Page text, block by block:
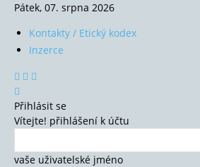
Pátek, 07. srpna 2026
Kontakty / Etický kodex
Inzerce
Přihlásit se
Vítejte! přihlášení k účtu
vaše uživatelské jméno